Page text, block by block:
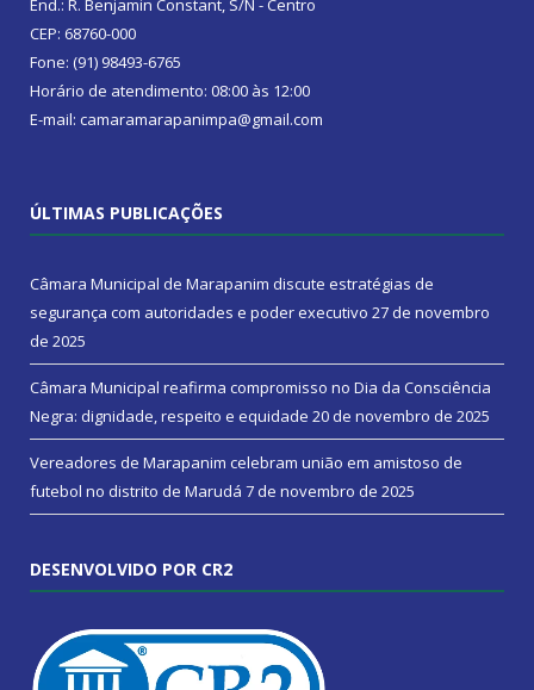
End.: R. Benjamin Constant, S/N - Centro
CEP: 68760-000
Fone: (91) 98493-6765
Horário de atendimento: 08:00 às 12:00
E-mail: camaramarapanimpa@gmail.com
ÚLTIMAS PUBLICAÇÕES
Câmara Municipal de Marapanim discute estratégias de
segurança com autoridades e poder executivo 27 de novembro
de 2025
Câmara Municipal reafirma compromisso no Dia da Consciência
Negra: dignidade, respeito e equidade 20 de novembro de 2025
Vereadores de Marapanim celebram união em amistoso de
futebol no distrito de Marudá 7 de novembro de 2025
DESENVOLVIDO POR CR2